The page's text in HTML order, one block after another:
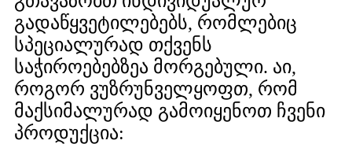
გადაწყვეტილებებს, რომლებიც
სპეციალურად თქვენს
საჭიროებებზეა მორგებული. აი,
როგორ ვუზრუნველყოფთ, რომ
მაქსიმალურად გამოიყენოთ ჩვენი
პროდუქცია: